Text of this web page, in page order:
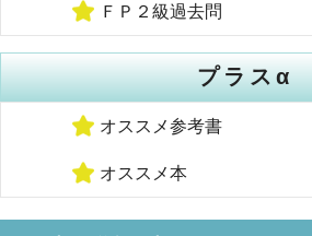
ＦＰ２級過去問
プラスα
オススメ参考書
オススメ本